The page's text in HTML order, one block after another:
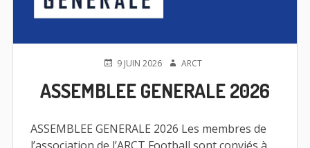
PUBLIÉ9 JUIN 2026 AUTEUR
ARCT
ASSEMBLEE GENERALE 2026
ASSEMBLEE GENERALE 2026 Les membres de